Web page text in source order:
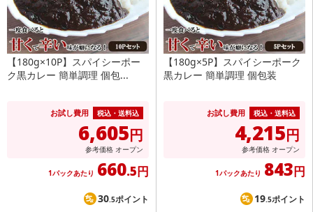
【180g×10P】スパイシーポー
ク黒カレー 簡単調理 個包...
お試し費用 税込・送料込
6,605円
参考価格 オープン
1パックあたり 660.5円
30.5ポイント
【180g×5P】スパイシーポーク
黒カレー 簡単調理 個包装
お試し費用 税込・送料込
4,215円
参考価格 オープン
1パックあたり 843円
19.5ポイント